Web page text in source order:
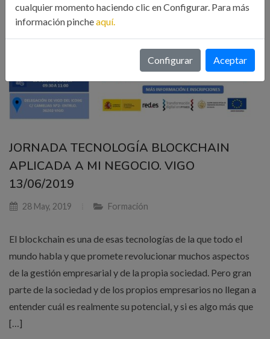
JORNADA TECNOLOGÍA BLOCKCHAIN
APLICADA A MI NEGOCIO. VIGO
13/06/2019
28 May, 2019 Formación
El blockchain es una de esas tecnologías de la que todo el
mundo habla y que promete revolucionar muchos aspectos
de la gestión empresarial y de la propia sociedad. Pero gran
parte de la sociedad y de los propios empresarios no llegan a
entender cuál es realmente su potencial, y si es algo más que
[…]
cualquier momento haciendo clic en Configurar. Para más
información pincheaquí.
Configurar Aceptar